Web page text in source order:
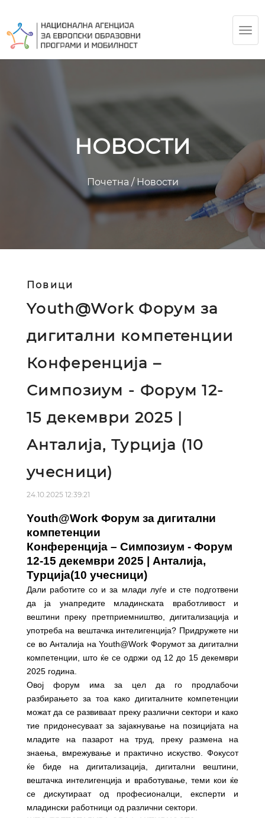
НОВОСТИ
Почетна /Новости
Повици
Youth@Work Форум за
дигитални компетенции
Конференција –
Симпозиум - Форум 12-
15 декември 2025 |
Анталија, Турција (10
учесници)
24.10.2025 12:39:21
Youth@Work Форум за дигитални
компетенции
Конференција – Симпозиум - Форум
12-15 декември 2025 | Анталија,
Турција(10 учесници)
Дали работите со и за млади луѓе и сте подготвени
да ја унапредите младинската вработливост и
вештини преку претприемништво, дигитализација и
употреба на вештачка интелигенција? Придружете ни
се во Анталија на Youth@Work Форумот за дигитални
компетенции, што ќе се одржи од 12 до 15 декември
2025 година.
Овој форум има за цел да го продлабочи
разбирањето за тоа како дигиталните компетенции
можат да се развиваат преку различни сектори и како
тие придонесуваат за зајакнување на позицијата на
младите на пазарот на труд, преку размена на
знаења, вмрежување и практично искуство. Фокусот
ќе биде на дигитализација, дигитални вештини,
вештачка интелигенција и вработување, теми кои ќе
се дискутираат од професионалци, експерти и
младински работници од различни сектори.